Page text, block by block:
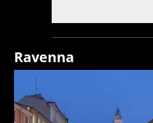
Ravenna